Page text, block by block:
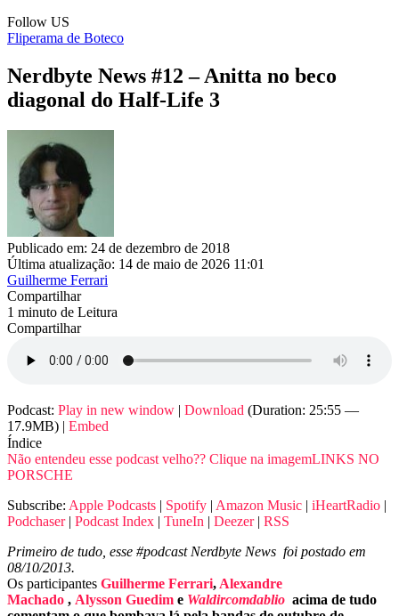
Follow US
Fliperama de Boteco
Nerdbyte News #12 – Anitta no beco
diagonal do Half-Life 3
Publicado em: 24 de dezembro de 2018
Última atualização: 14 de maio de 2026 11:01
Guilherme Ferrari
Compartilhar
1 minuto de Leitura
Compartilhar
Podcast: Play in new window | Download (Duration: 25:55 —
17.9MB) | Embed
Índice
Não entendeu esse podcast velho?? Clique na imagemLINKS NO
PORSCHE
Subscribe: Apple Podcasts | Spotify | Amazon Music | iHeartRadio |
Podchaser| Podcast Index | TuneIn | Deezer| RSS
Primeiro de tudo, esse #podcast Nerdbyte News foi postado em
08/10/2013.
Os participantes Guilherme Ferrari, Alexandre
Machado , Alysson Guedim e Waldircomdablio acima de tudo